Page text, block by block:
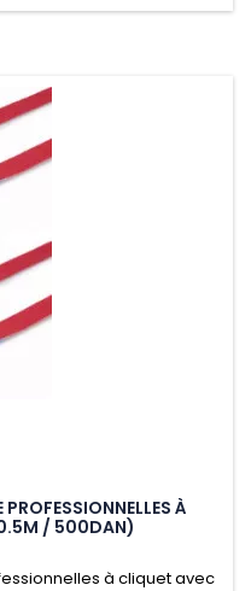
À
0.5M / 500DAN)
à cliquet avec